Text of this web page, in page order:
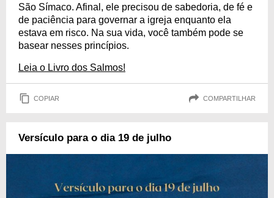
São Símaco. Afinal, ele precisou de sabedoria, de fé e
de paciência para governar a igreja enquanto ela
estava em risco. Na sua vida, você também pode se
basear nesses princípios.
Leia o Livro dos Salmos!
COPIAR COMPARTILHAR
Versículo para o dia 19 de julho